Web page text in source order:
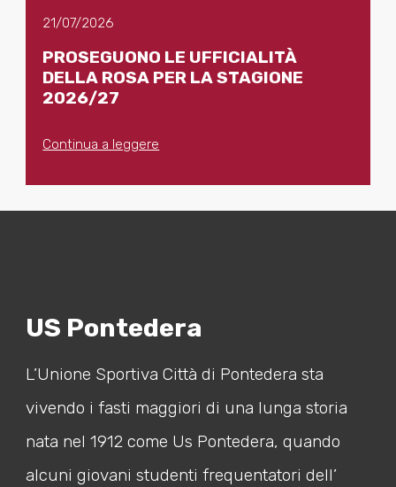
21/07/2026
PROSEGUONO LE UFFICIALITÀ
DELLA ROSA PER LA STAGIONE
2026/27
Continua a leggere
US Pontedera
L’Unione Sportiva Città di Pontedera sta
vivendo i fasti maggiori di una lunga storia
nata nel 1912 come Us Pontedera, quando
alcuni giovani studenti frequentatori dell’